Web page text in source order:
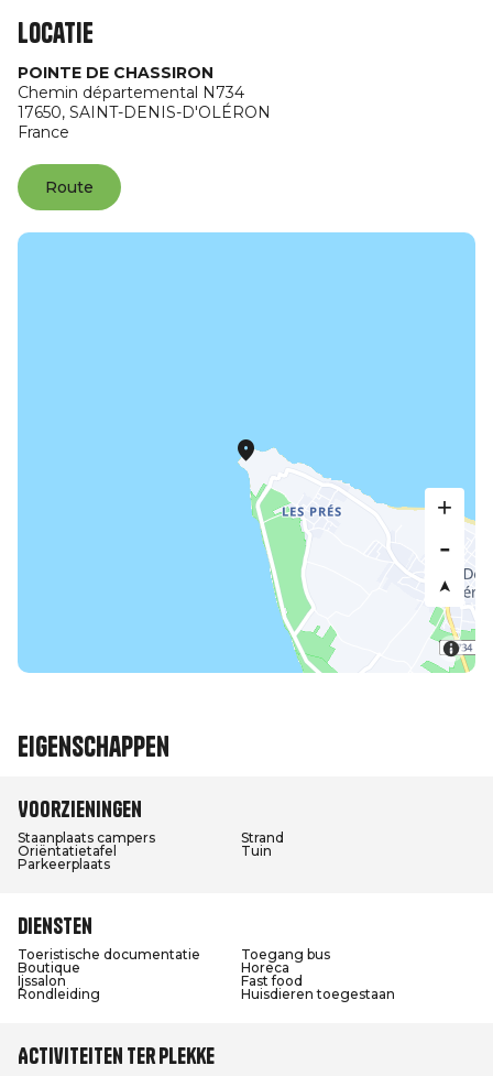
Locatie
POINTE DE CHASSIRON
Chemin départemental N734
17650, SAINT-DENIS-D'OLÉRON
France
Route
Eigenschappen
Voorzieningen
Staanplaats campers
Strand
Oriëntatietafel
Tuin
Parkeerplaats
Diensten
Toeristische documentatie
Toegang bus
Boutique
Horeca
Ijssalon
Fast food
Rondleiding
Huisdieren toegestaan
Activiteiten ter plekke